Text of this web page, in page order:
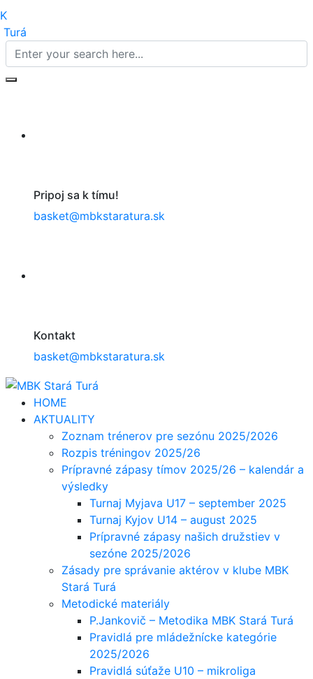
Pripoj sa k tímu!
basket@mbkstaratura.sk
Kontakt
basket@mbkstaratura.sk
HOME
AKTUALITY
Zoznam trénerov pre sezónu 2025/2026
Rozpis tréningov 2025/26
Prípravné zápasy tímov 2025/26 – kalendár a
výsledky
Turnaj Myjava U17 – september 2025
Turnaj Kyjov U14 – august 2025
Prípravné zápasy našich družstiev v
sezóne 2025/2026
Zásady pre správanie aktérov v klube MBK
Stará Turá
Metodické materiály
P.Jankovič – Metodika MBK Stará Turá
Pravidlá pre mládežnícke kategórie
2025/2026
Pravidlá súťaže U10 – mikroliga